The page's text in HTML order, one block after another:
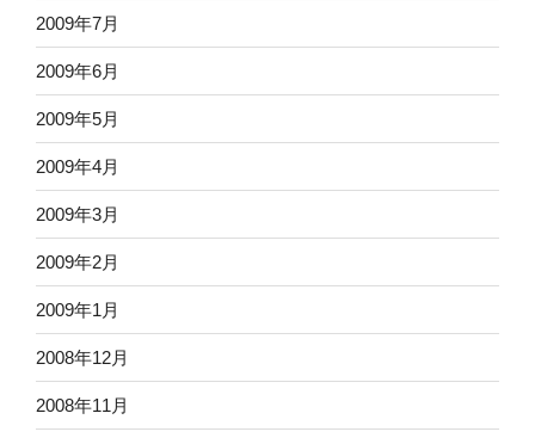
2009年7月
2009年6月
2009年5月
2009年4月
2009年3月
2009年2月
2009年1月
2008年12月
2008年11月